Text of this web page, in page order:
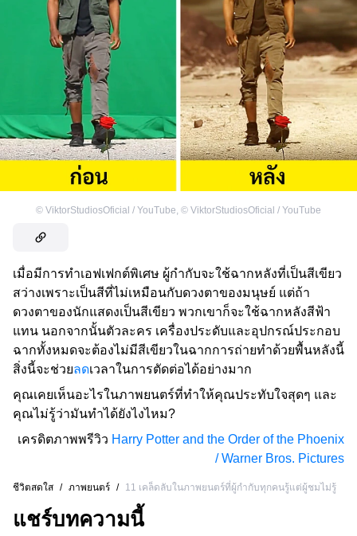
© ViktorStudiosOficial / YouTube, © ViktorStudiosOficial / YouTube
เมื่อมีการทำเอฟเฟกต์พิเศษ ผู้กำกับจะใช้ฉากหลังที่เป็นสีเขียว
สว่างเพราะเป็นสีที่ไม่เหมือนกับดวงตาของมนุษย์ แต่ถ้า
ดวงตาของนักแสดงเป็นสีเขียว พวกเขาก็จะใช้ฉากหลังสีฟ้า
แทน นอกจากนั้นตัวละคร เครื่องประดับและอุปกรณ์ประกอบ
ฉากทั้งหมดจะต้องไม่มีสีเขียวในฉากการถ่ายทำด้วยพื้นหลังนี้
สิ่งนี้จะช่วยลดเวลาในการตัดต่อได้อย่างมาก
คุณเคยเห็นอะไรในภาพยนตร์ที่ทำให้คุณประทับใจสุดๆ และ
คุณไม่รู้ว่ามันทำได้ยังไงไหม?
เครดิตภาพพรีวิว Harry Potter and the Order of the Phoenix
/ Warner Bros. Pictures
ชีวิตสดใส / ภาพยนตร์ / 11 เคล็ดลับในภาพยนตร์ที่ผู้กำกับทุกคนรู้แต่ผู้ชมไม่รู้
แชร์บทความนี้